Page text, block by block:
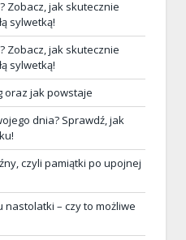
Zobacz, jak skutecznie
sylwetką!
Zobacz, jak skutecznie
sylwetką!
oraz jak powstaje
dnia? Sprawdź, jak
czyli pamiątki po upojnej
nastolatki – czy to możliwe